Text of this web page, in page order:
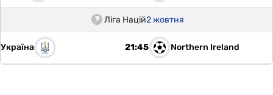
Ліга Націй2 жовтня
Україна 21:45 Northern Ireland